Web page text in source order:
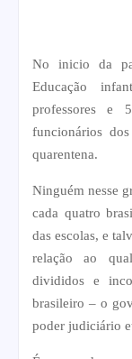
No inicio da
Educação
professores e
funcionários
quarentena.
Ninguém nesse
cada quatro
das escolas, e
relação ao
divididos e
brasileiro – o
poder judiciário